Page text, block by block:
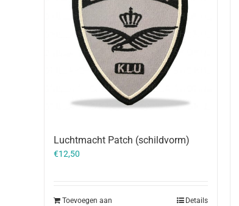
Luchtmacht Patch (schildvorm)
€12,50
Toevoegen aan
Details